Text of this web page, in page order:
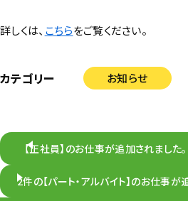
詳しくは、 こちらをご覧ください。
カテゴリー お知らせ
【正社員】のお仕事が追加されました。
2件の【パート・アルバイト】のお仕事が